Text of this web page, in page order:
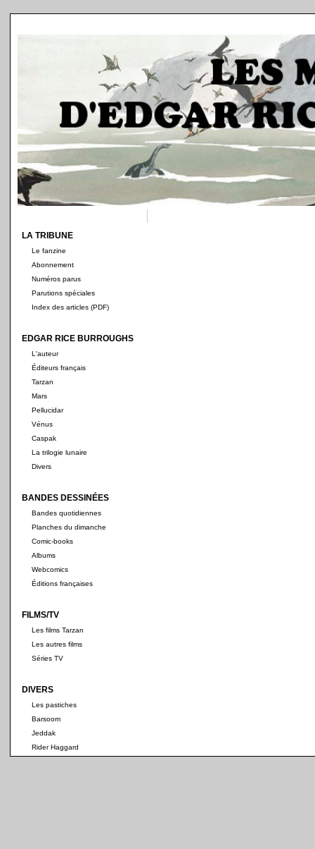
LA TRIBUNE
Le fanzine
Abonnement
Numéros parus
Parutions spéciales
Index des articles (PDF)
EDGAR RICE BURROUGHS
L'auteur
Éditeurs français
Tarzan
Mars
Pellucidar
Vénus
Caspak
La trilogie lunaire
Divers
BANDES DESSINÉES
Bandes quotidiennes
Planches du dimanche
Comic-books
Albums
Webcomics
Éditions françaises
FILMS/TV
Les films Tarzan
Les autres films
Séries TV
DIVERS
Les pastiches
Barsoom
Jeddak
Rider Haggard